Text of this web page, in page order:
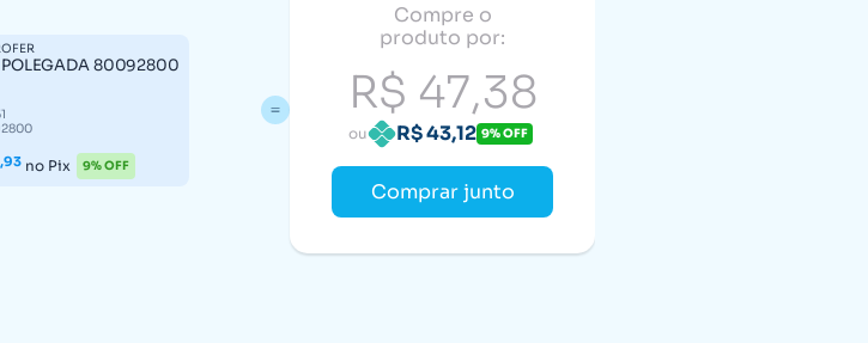
POLEGADA 80092800
,93 no Pix 9% OFF
Compre o
produto por:
R$ 47,38
ou R$ 43,12 9% OFF
Comprar junto